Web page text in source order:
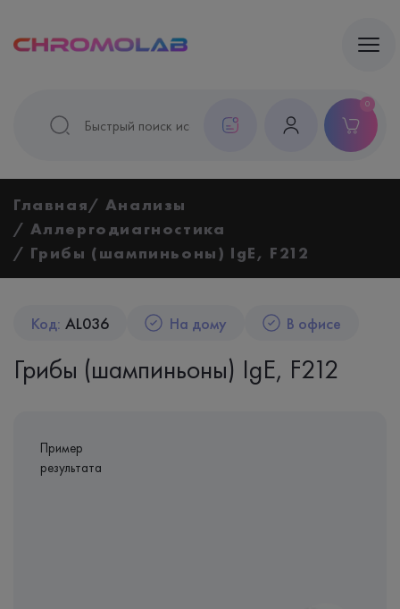
0
Главная
Анализы
Аллергодиагностика
Грибы (шампиньоны) IgE, F212
Код: AL036 На дому В офисе
Грибы (шампиньоны) IgE, F212
Пример
результата